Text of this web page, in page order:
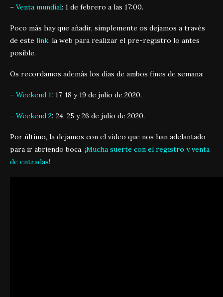
– Venta mundial: 1 de febrero a las 17:00.
Poco más hay que añadir, simplemente os dejamos a través
de este link, la web para realizar el pre-registro lo antes
posible.
Os recordamos además los días de ambos fines de semana:
– Weekend 1: 17, 18 y 19 de julio de 2020.
– Weekend 2: 24, 25 y 26 de julio de 2020.
Por último, la dejamos con el vídeo que nos han adelantado
para ir abriendo boca. ¡Mucha suerte con el registro y venta
de entradas!